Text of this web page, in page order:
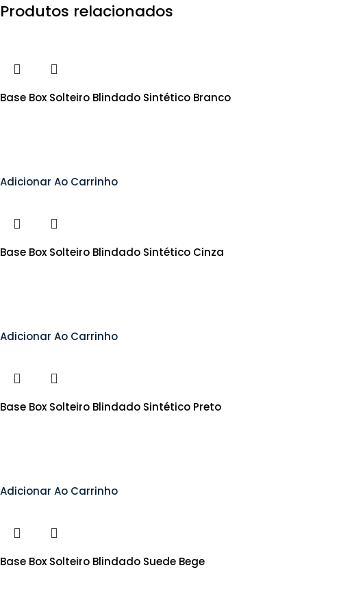
Produtos relacionados
Base Box Solteiro Blindado Sintético Branco
Adicionar Ao Carrinho
Base Box Solteiro Blindado Sintético Cinza
Adicionar Ao Carrinho
Base Box Solteiro Blindado Sintético Preto
Adicionar Ao Carrinho
Base Box Solteiro Blindado Suede Bege